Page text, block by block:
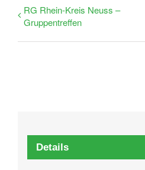
RG Rhein-Kreis Neuss –
Gruppentreffen
Details